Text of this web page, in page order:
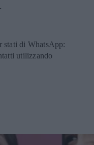
stati di WhatsApp:
utilizzando